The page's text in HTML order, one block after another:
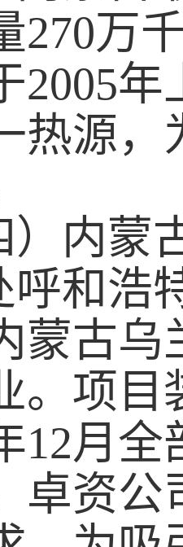
270万
2005
热源，
）内
呼和浩
蒙古乌
。项目
12月
卓资公